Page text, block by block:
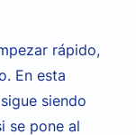
rápido,
En esta
siendo
se pone al